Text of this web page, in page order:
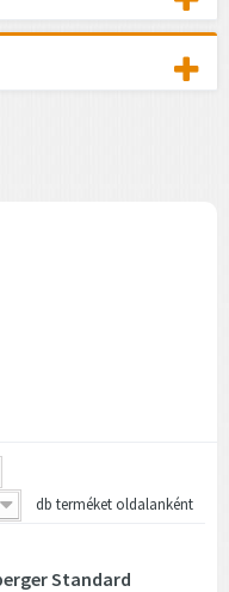
db terméket oldalanként
Standard